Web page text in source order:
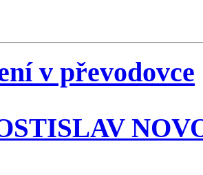
v převodovce